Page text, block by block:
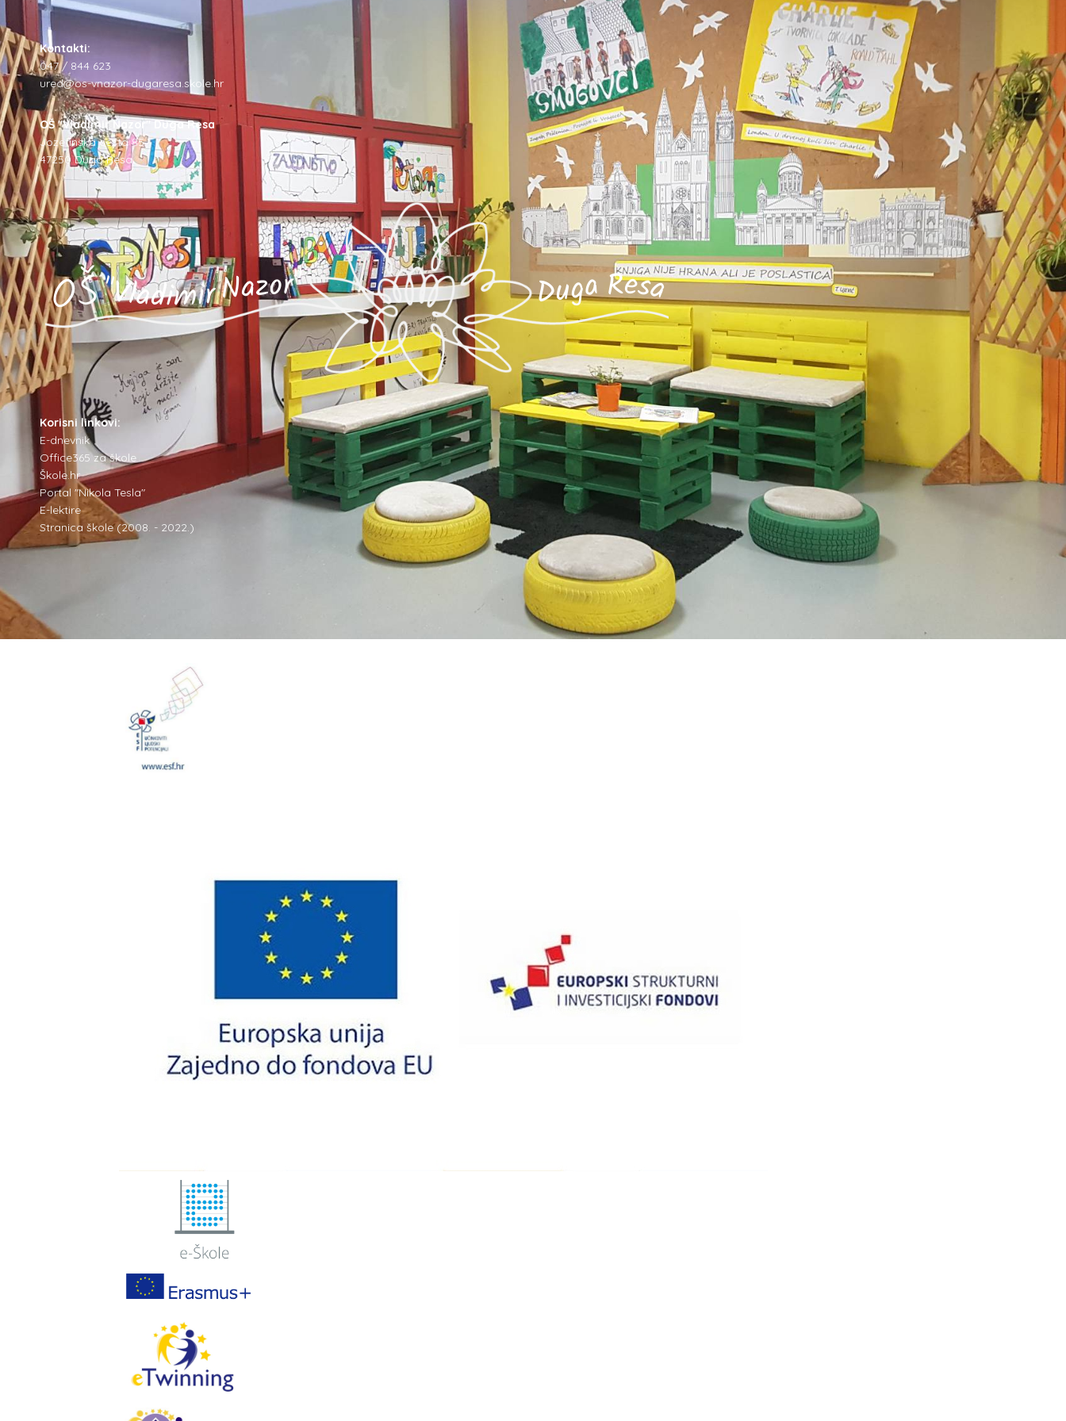
Kontakti:
047 / 844 623
ured@os-vnazor-dugaresa.skole.hr
OŠ "Vladimir Nazor" Duga Resa
Jozefinska cesta 85,
47250 Duga Resa
Korisni linkovi:
E-dnevnik
Office365 za škole
Škole.hr
Portal "Nikola Tesla"
E-lektire
Stranica škole (2008. - 2022.)